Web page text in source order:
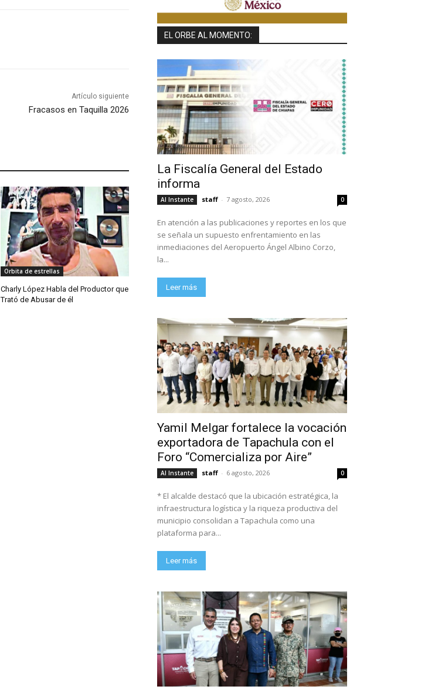
Artículo siguiente
Fracasos en Taquilla 2026
Orbita de estrellas
Charly López Habla del Productor que
Trató de Abusar de él
EL ORBE AL MOMENTO:
La Fiscalía General del Estado
informa
Al Instante staff - 7 agosto, 2026 0
En atención a las publicaciones y reportes en los que
se señala un supuesto enfrentamiento en las
inmediaciones del Aeropuerto Ángel Albino Corzo,
la...
Leer más
Yamil Melgar fortalece la vocación
exportadora de Tapachula con el
Foro “Comercializa por Aire”
Al Instante staff - 6 agosto, 2026 0
* El alcalde destacó que la ubicación estratégica, la
infraestructura logística y la riqueza productiva del
municipio consolidan a Tapachula como una
plataforma para...
Leer más